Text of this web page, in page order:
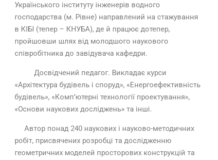
Українського інституту інженерів водного
господарства (м. Рівне) направлений на стажування
в КІБІ (тепер – КНУБА), де й працює дотепер,
пройшовши шлях від молодшого наукового
співробітника до завідувача кафедри.
Досвідчений педагог. Викладає курси
«Архітектура будівель і споруд», «Енергоефективність
будівель», «Комп’ютерні технології проектування»,
«Основи наукових досліджень» та інші.
Автор понад 240 наукових і науково-методичних
робіт, присвячених розробці та дослідженню
геометричних моделей просторових конструкцій та